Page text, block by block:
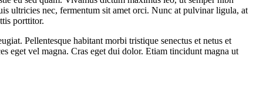
ultricies nec, fermentum sit amet orci. Nunc at pulvinar ligula, at
porttitor.
Pellentesque habitant morbi tristique senectus et netus et
eget vel magna. Cras eget dui dolor. Etiam tincidunt magna ut